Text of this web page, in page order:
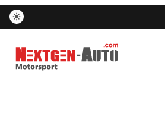
Nextgen-Auto.com